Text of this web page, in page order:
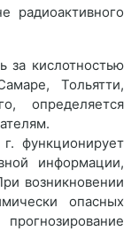
радиоактивного
за кислотностью
Тольятти,
определяется
функционирует
информации,
возникновении
опасных